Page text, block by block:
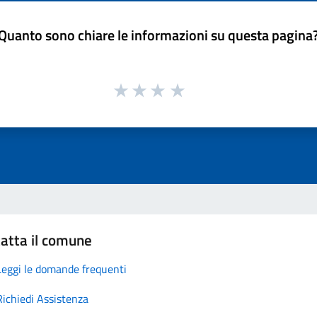
sono chiare le informazioni su questa
il comune
le domande frequenti
Assistenza